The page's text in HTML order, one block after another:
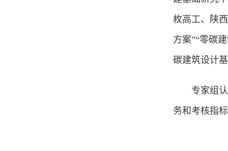
枚高工、陕
方案”“零碳
碳建筑设计
专家组
务和考核指